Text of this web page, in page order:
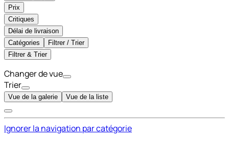
Prix
Critiques
Délai de livraison
Catégories
Filtrer / Trier
Filtrer & Trier
Changer de vue
Trier
Vue de la galerie Vue de la liste
Ignorer la navigation par catégorie